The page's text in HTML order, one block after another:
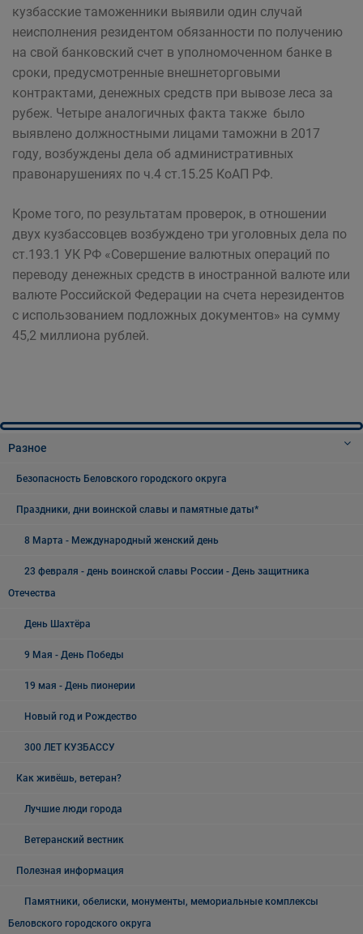
кузбасские таможенники выявили один случай
неисполнения резидентом обязанности по получению
на свой банковский счет в уполномоченном банке в
сроки, предусмотренные внешнеторговыми
контрактами, денежных средств при вывозе леса за
рубеж. Четыре аналогичных факта также было
выявлено должностными лицами таможни в 2017
году, возбуждены дела об административных
правонарушениях по ч.4 ст.15.25 КоАП РФ.
Кроме того, по результатам проверок, в отношении
двух кузбассовцев возбуждено три уголовных дела по
ст.193.1 УК РФ «Совершение валютных операций по
переводу денежных средств в иностранной валюте или
валюте Российской Федерации на счета нерезидентов
с использованием подложных документов» на сумму
45,2 миллиона рублей.
Разное
Безопасность Беловского городского округа
Праздники, дни воинской славы и памятные даты*
8 Марта - Международный женский день
23 февраля - день воинской славы России - День защитника
Отечества
День Шахтёра
9 Мая - День Победы
19 мая - День пионерии
Новый год и Рождество
300 ЛЕТ КУЗБАССУ
Как живёшь, ветеран?
Лучшие люди города
Ветеранский вестник
Полезная информация
Памятники, обелиски, монументы, мемориальные комплексы
Беловского городского округа